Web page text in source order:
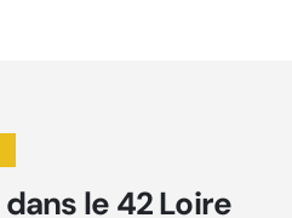
dans le 42 Loire